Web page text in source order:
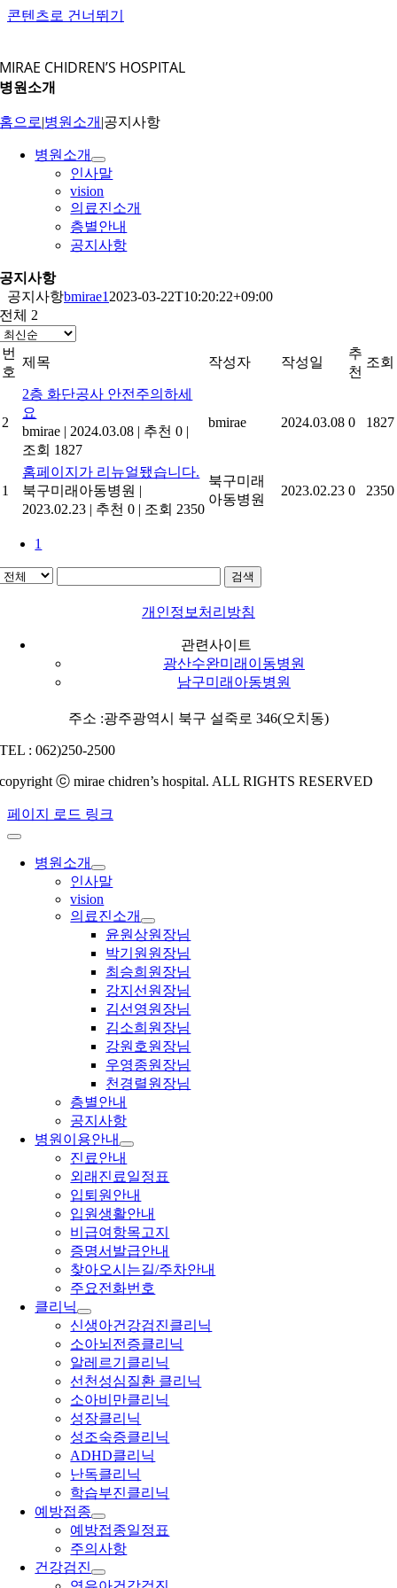
콘텐츠로 건너뛰기
MIRAE CHIDREN’S HOSPITAL
병원소개
홈으로|병원소개 |공지사항
병원소개
인사말
vision
의료진소개
층별안내
공지사항
공지사항
공지사항bmirae1 2023-03-22T10:20:22+09:00
전체 2
번
호
제목 작성자 작성일
추
천
조회
2
2층 화단공사 안전주의하세
요
bmirae | 2024.03.08 | 추천 0 |
조회 1827
bmirae 2024.03.08 0 1827
1
홈페이지가 리뉴얼됐습니다.
북구미래아동병원 |
2023.02.23 | 추천 0 | 조회 2350
북구미래
아동병원
2023.02.23 0 2350
1
검색
개인정보처리방침
관련사이트
광산수완미래이동병원
남구미래아동병원
주소 :광주광역시 북구 설죽로 346(오치동)
TEL : 062)250-2500
copyright ⓒ mirae chidren’s hospital. ALL RIGHTS RESERVED
페이지 로드 링크
병원소개
인사말
vision
의료진소개
윤원상원장님
박기원원장님
최승희원장님
강지선원장님
김선영원장님
김소희원장님
강원호원장님
우영종원장님
천경렬원장님
층별안내
공지사항
병원이용안내
진료안내
외래진료일정표
입퇴원안내
입원생활안내
비급여항목고지
증명서발급안내
찾아오시는길/주차안내
주요전화번호
클리닉
신생아건강검진클리닉
소아뇌전증클리닉
알레르기클리닉
선천성심질환 클리닉
소아비만클리닉
성장클리닉
성조숙증클리닉
ADHD클리닉
난독클리닉
학습부진클리닉
예방접종
예방접종일정표
주의사항
건강검진